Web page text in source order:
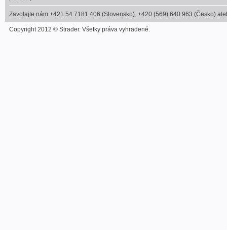
Zavolajte nám +421 54 7181 406 (Slovensko), +420 (569) 640 963 (Česko)
Copyright 2012 © Strader. Všetky práva vyhradené.